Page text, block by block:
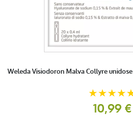
Weleda Visiodoron Malva Collyre unidose
10,99 €